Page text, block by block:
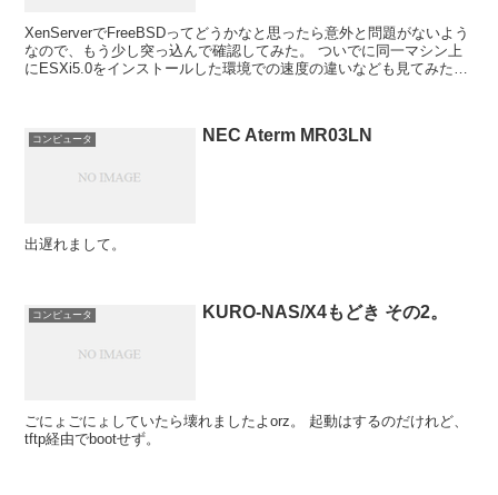
XenServerでFreeBSDってどうかなと思ったら意外と問題がないよう
なので、もう少し突っ込んで確認してみた。 ついでに同一マシン上
にESXi5.0をインストールした環境での速度の違いなども見てみたメ
コンピュータ NEC Aterm MR03LN
出遅れまして。
コンピュータ KURO-NAS/X4もどき その2。
ごにょごにょしていたら壊れましたよorz。 起動はするのだけれど、
tftp経由でbootせず。